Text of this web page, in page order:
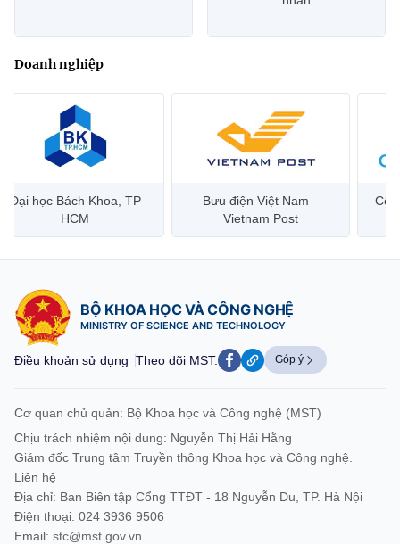
Doanh nghiệp
Đại học Bách Khoa, TP
HCM
Bưu điện Việt Nam –
Vietnam Post
BỘ KHOA HỌC VÀ CÔNG NGHỆ
MINISTRY OF SCIENCE AND TECHNOLOGY
Điều khoản sử dụng Theo dõi MST: Góp ý
Cơ quan chủ quản: Bộ Khoa học và Công nghệ (MST)
Chịu trách nhiệm nội dung: Nguyễn Thị Hải Hằng
Giám đốc Trung tâm Truyền thông Khoa học và Công nghệ.
Liên hệ
Địa chỉ: Ban Biên tập Cổng TTĐT - 18 Nguyễn Du, TP. Hà Nội
Điện thoại: 024 3936 9506
Email: stc@mst.gov.vn